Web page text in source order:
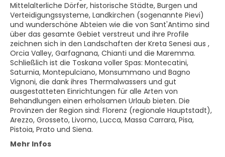
Mittelalterliche Dörfer, historische Städte, Burgen und
Verteidigungssysteme, Landkirchen (sogenannte Pievi)
und wunderschöne Abteien wie die von Sant'Antimo sind
über das gesamte Gebiet verstreut und ihre Profile
zeichnen sich in den Landschaften der Kreta Senesi aus ,
Orcia Valley, Garfagnana, Chianti und die Maremma.
Schließlich ist die Toskana voller Spas: Montecatini,
Saturnia, Montepulciano, Monsummano und Bagno
Vignoni, die dank ihres Thermalwassers und gut
ausgestatteten Einrichtungen für alle Arten von
Behandlungen einen erholsamen Urlaub bieten. Die
Provinzen der Region sind: Florenz (regionale Hauptstadt),
Arezzo, Grosseto, Livorno, Lucca, Massa Carrara, Pisa,
Pistoia, Prato und Siena.
Mehr Infos